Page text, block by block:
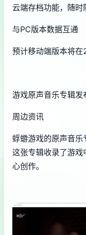
云端存档功能，随时
与PC版本数据互通
预计移动端版本将在
游戏原声音乐专辑发
周边资讯
蜉蝣游戏的原声音乐
这张专辑收录了游
心创作。